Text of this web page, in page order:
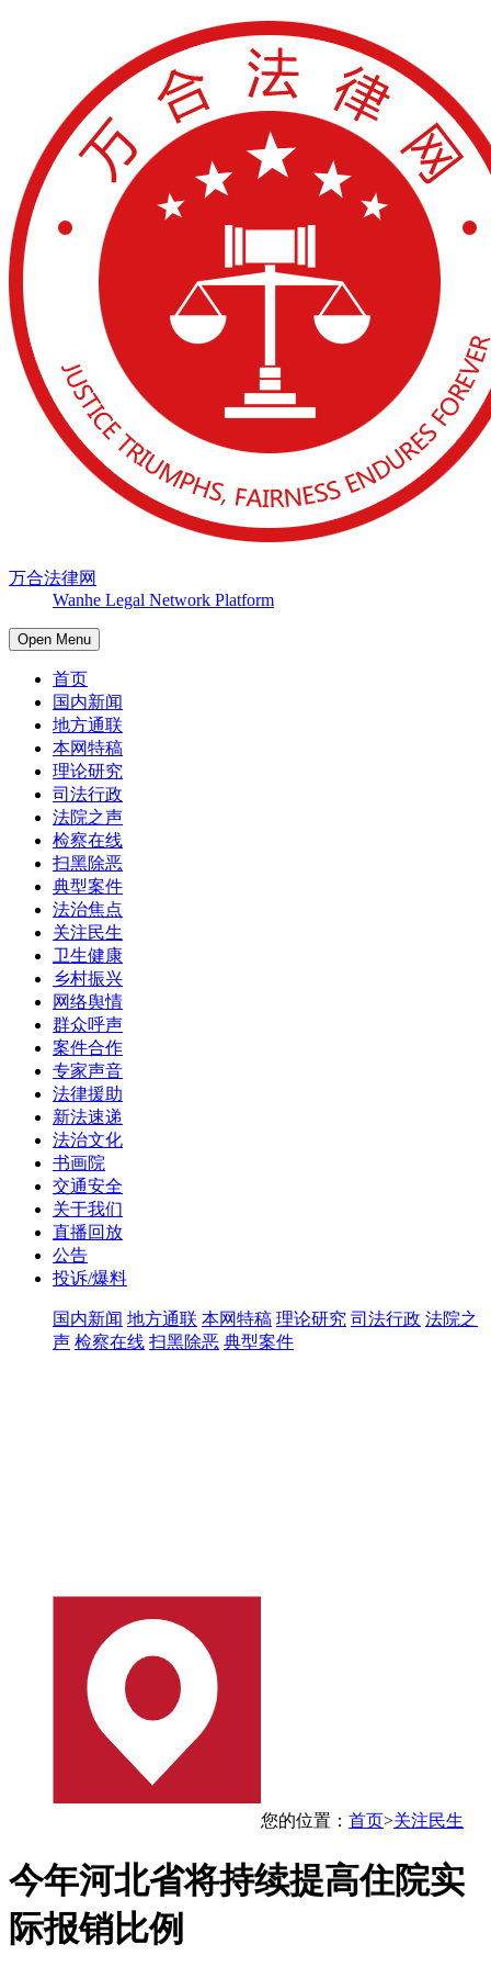
万合法律网
Wanhe Legal Network Platform
Open Menu
首页
国内新闻
地方通联
本网特稿
理论研究
司法行政
法院之声
检察在线
扫黑除恶
典型案件
法治焦点
关注民生
卫生健康
乡村振兴
网络舆情
群众呼声
案件合作
专家声音
法律援助
新法速递
法治文化
书画院
交通安全
关于我们
直播回放
公告
投诉/爆料
国内新闻 地方通联 本网特稿 理论研究 司法行政 法院之
声 检察在线 扫黑除恶 典型案件
您的位置： 首页>关注民生
今年河北省将持续提高住院实
际报销比例